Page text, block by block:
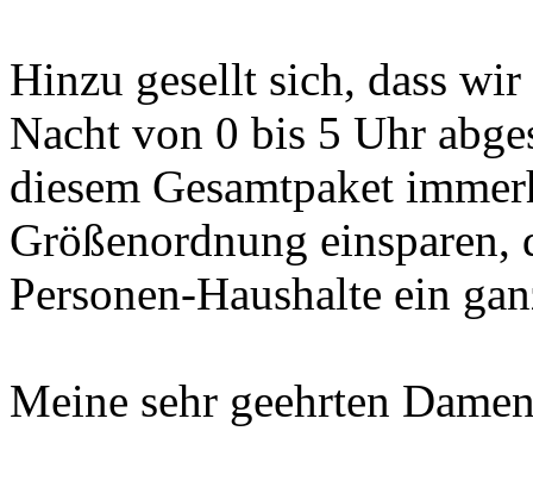
Hinzu gesellt sich, dass
Nacht von 0 bis 5 Uhr
diesem Gesamtpaket
Größenordnung
Personen-Haushalte ein
Meine sehr geehrten